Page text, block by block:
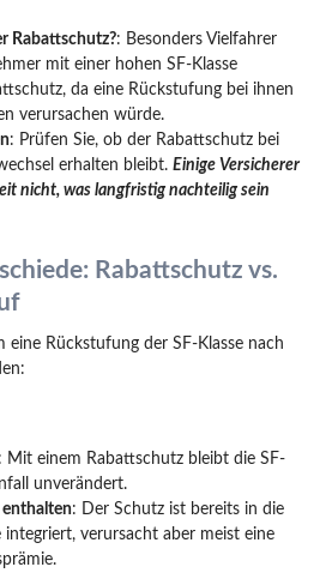
Rabattschutz?: Besonders Vielfahrer
mit einer hohen SF-Klasse
da eine Rückstufung bei ihnen
verursachen würde.
: Prüfen Sie, ob der Rabattschutz bei
erhalten bleibt.Einige Versicherer
nicht, was langfristig nachteilig sein
Rabattschutz vs.
eine Rückstufung der SF-Klasse nach
Mit einem Rabattschutz bleibt die SF-
unverändert.
enthalten: Der Schutz ist bereits in die
integriert, verursacht aber meist eine